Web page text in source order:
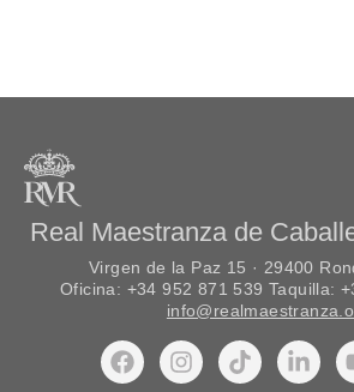
Real Maestranza de
Virgen de la Paz 15 · 29400
Oficina: +34 952 871 539 Taquilla: